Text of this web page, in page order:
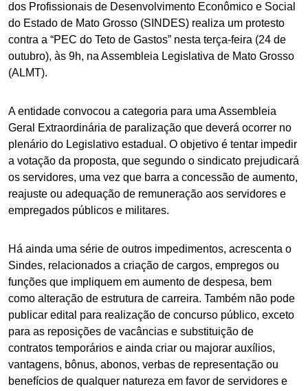
dos Profissionais de Desenvolvimento Econômico e Social
do Estado de Mato Grosso (SINDES) realiza um protesto
contra a “PEC do Teto de Gastos” nesta terça-feira (24 de
outubro), às 9h, na Assembleia Legislativa de Mato Grosso
(ALMT).
A entidade convocou a categoria para uma Assembleia
Geral Extraordinária de paralização que deverá ocorrer no
plenário do Legislativo estadual. O objetivo é tentar impedir
a votação da proposta, que segundo o sindicato prejudicará
os servidores, uma vez que barra a concessão de aumento,
reajuste ou adequação de remuneração aos servidores e
empregados públicos e militares.
Há ainda uma série de outros impedimentos, acrescenta o
Sindes, relacionados a criação de cargos, empregos ou
funções que impliquem em aumento de despesa, bem
como alteração de estrutura de carreira. Também não pode
publicar edital para realização de concurso público, exceto
para as reposições de vacâncias e substituição de
contratos temporários e ainda criar ou majorar auxílios,
vantagens, bônus, abonos, verbas de representação ou
benefícios de qualquer natureza em favor de servidores e